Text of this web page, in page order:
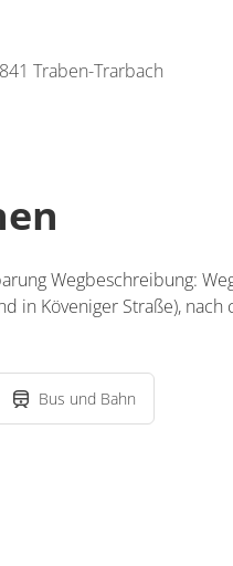
Traben-Trarbach
Wegbeschreibung:
in Köveniger Straße),
Bus und Bahn